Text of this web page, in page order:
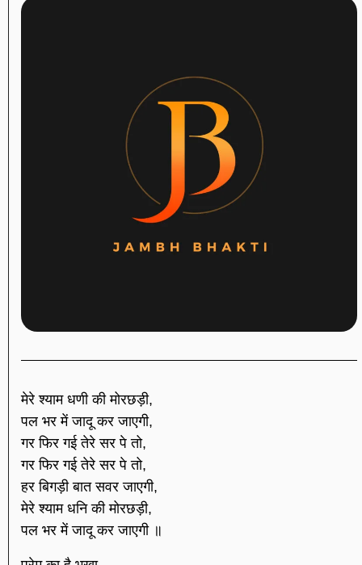
मेरे श्याम धणी की मोरछड़ी,
पल भर में जादू कर जाएगी,
गर फिर गई तेरे सर पे तो,
गर फिर गई तेरे सर पे तो,
हर बिगड़ी बात सवर जाएगी,
मेरे श्याम धनि की मोरछड़ी,
पल भर में जादू कर जाएगी ॥